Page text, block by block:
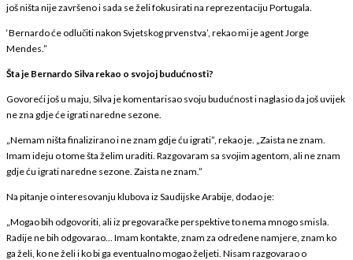
još ništa nije završeno i sada se želi fokusirati na reprezentaciju Portugala.
‘Bernardo će odlučiti nakon Svjetskog prvenstva’, rekao mi je agent Jorge
Mendes.”
Šta je Bernardo Silva rekao o svojoj budućnosti?
Govoreći još u maju, Silva je komentarisao svoju budućnost i naglasio da još uvijek
ne zna gdje će igrati naredne sezone.
„Nemam ništa finalizirano i ne znam gdje ću igrati”, rekao je. „Zaista ne znam.
Imam ideju o tome šta želim uraditi. Razgovaram sa svojim agentom, ali ne znam
gdje ću igrati naredne sezone. Zaista ne znam.”
Na pitanje o interesovanju klubova iz Saudijske Arabije, dodao je:
„Mogao bih odgovoriti, ali iz pregovaračke perspektive to nema mnogo smisla.
Radije ne bih odgovarao... Imam kontakte, znam za određene namjere, znam ko
ga želi, ko ne želi i ko bi ga eventualno mogao željeti. Nisam razgovarao o